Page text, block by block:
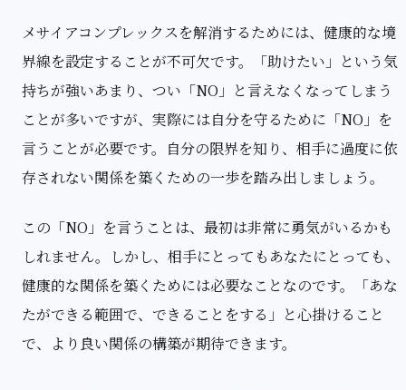
メサイアコンプレックスを解消するためには、健康的な境
界線を設定することが不可欠です。「助けたい」という気
持ちが強いあまり、つい「NO」と言えなくなってしまう
ことが多いですが、実際には自分を守るために「NO」を
言うことが必要です。自分の限界を知り、相手に過度に依
存されない関係を築くための一歩を踏み出しましょう。
この「NO」を言うことは、最初は非常に勇気がいるかも
しれません。しかし、相手にとってもあなたにとっても、
健康的な関係を築くためには必要なことなのです。「あな
たができる範囲で、できることをする」と心掛けること
で、より良い関係の構築が期待できます。